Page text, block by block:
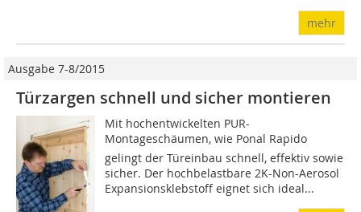
mehr
Ausgabe 7-8/2015
Türzargen schnell und sicher montieren
Mit hochentwickelten PUR-
Montageschäumen, wie Ponal Rapido
gelingt der Türeinbau schnell, effektiv sowie
sicher. Der hochbelastbare 2K-Non-Aerosol
Expan­sions­klebstoff eignet sich ideal...